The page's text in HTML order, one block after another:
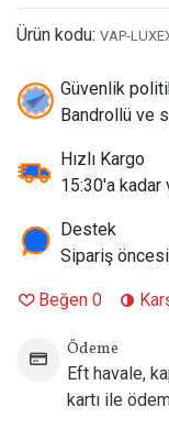
Tasarım)
Likit Kapasitesi:5
Isıtma Teknolojili)
Tavsiye Edilen
Dolum Tipi:Alttan
sistem)
İçim Tarzı:MTL
Paket İçeriği:1
Uyumlu Cihaz
tüm pod mod
uyumludur).
Ürün kodu: VAP-
Güvenlik
Bandrollü ve
Hızlı Kargo
15:30'a kadar
Destek
Sipariş
Beğen 0
Ödeme
Eft havale,
kartı ile